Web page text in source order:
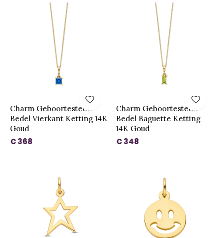
Charm Geboortesteen
Bedel Vierkant Ketting 14K
Goud
€ 368
Charm Geboortesteen
Bedel Baguette Ketting
14K Goud
€ 348